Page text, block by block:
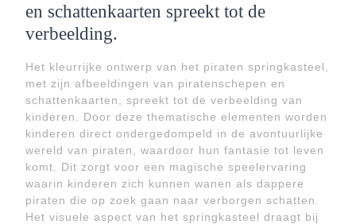
en schattenkaarten spreekt tot de
verbeelding.
Het kleurrijke ontwerp van het piraten springkasteel,
met zijn afbeeldingen van piratenschepen en
schattenkaarten, spreekt tot de verbeelding van
kinderen. Door deze thematische elementen worden
kinderen direct ondergedompeld in de avontuurlijke
wereld van piraten, waardoor hun fantasie tot leven
komt. Dit zorgt voor een magische speelervaring
waarin kinderen zich kunnen wanen als dappere
piraten die op zoek gaan naar verborgen schatten.
Het visuele aspect van het springkasteel draagt bij